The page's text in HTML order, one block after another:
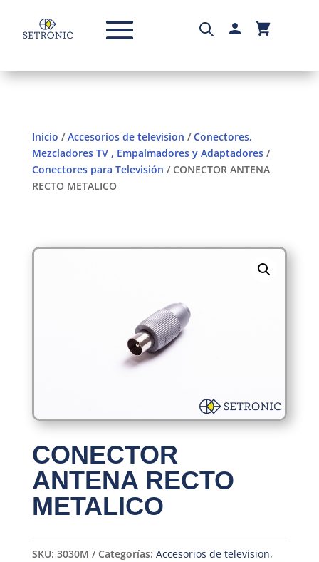
Inicio /Accesorios de television /Conectores,
Mezcladores TV , Empalmadores y Adaptadores/
Conectores para Televisión / CONECTOR ANTENA
RECTO METALICO
CONECTOR
ANTENA RECTO
METALICO
SKU: 3030M Categorías: Accesorios de television,